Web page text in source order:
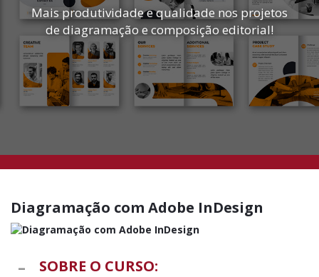
Mais produtividade e qualidade nos projetos
de diagramação e composição editorial!
Diagramação com Adobe InDesign
SOBRE O CURSO: